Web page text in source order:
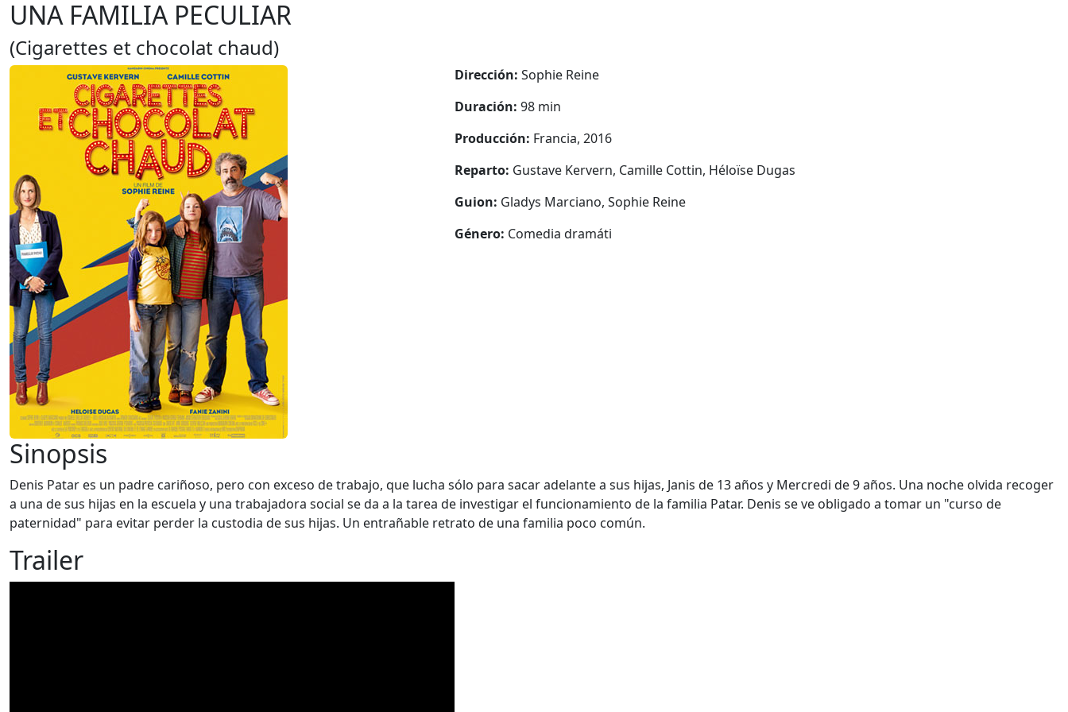
UNA FAMILIA PECULIAR
(Cigarettes et chocolat chaud)
Dirección: Sophie Reine
Duración: 98 min
Producción: Francia, 2016
Reparto: Gustave Kervern, Camille Cottin, Héloïse Dugas
Guion: Gladys Marciano, Sophie Reine
Género: Comedia dramáti
Sinopsis
Denis Patar es un padre cariñoso, pero con exceso de trabajo, que lucha sólo para sacar adelante a sus hijas, Janis de 13 años y Mercredi de 9 años. Una noche olvida recoger
a una de sus hijas en la escuela y una trabajadora social se da a la tarea de investigar el funcionamiento de la familia Patar. Denis se ve obligado a tomar un "curso de
paternidad" para evitar perder la custodia de sus hijas. Un entrañable retrato de una familia poco común.
Trailer